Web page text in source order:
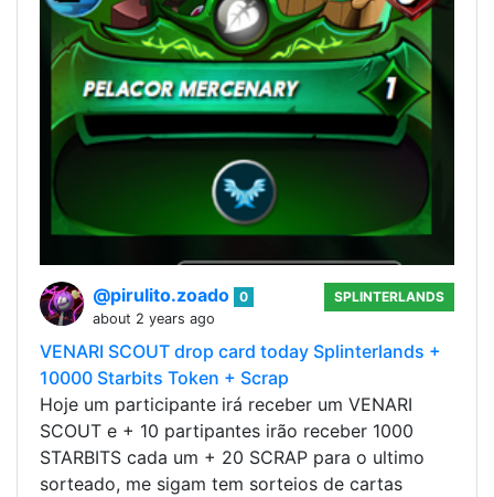
@pirulito.zoado 0
about 2 years ago
SPLINTERLANDS
VENARI SCOUT drop card today Splinterlands +
10000 Starbits Token + Scrap
Hoje um participante irá receber um VENARI
SCOUT e + 10 partipantes irão receber 1000
STARBITS cada um + 20 SCRAP para o ultimo
sorteado, me sigam tem sorteios de cartas